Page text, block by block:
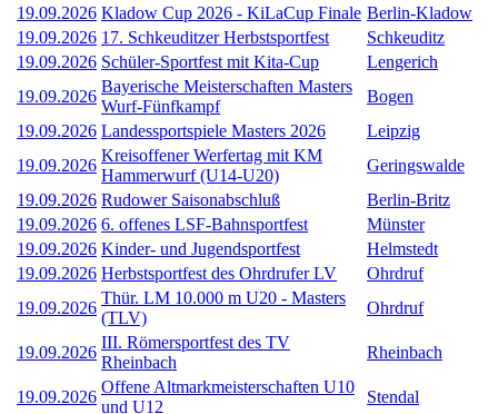
19.09.2026 Kladow Cup 2026 - KiLaCup Finale Berlin-Kladow
19.09.2026 17. Schkeuditzer Herbstsportfest
Schkeuditz
19.09.2026 Schüler-Sportfest mit Kita-Cup
Lengerich
19.09.2026
Bayerische Meisterschaften Masters
Wurf-Fünfkampf
Bogen
19.09.2026 Landessportspiele Masters 2026
Leipzig
19.09.2026
Kreisoffener Werfertag mit KM
Hammerwurf (U14-U20)
Geringswalde
19.09.2026 Rudower Saisonabschluß
Berlin-Britz
19.09.2026 6. offenes LSF-Bahnsportfest
Münster
19.09.2026 Kinder- und Jugendsportfest
Helmstedt
19.09.2026 Herbstsportfest des Ohrdrufer LV
Ohrdruf
19.09.2026
Thür. LM 10.000 m U20 - Masters
(TLV)
Ohrdruf
19.09.2026
III. Römersportfest des TV
Rheinbach
Rheinbach
19.09.2026
Offene Altmarkmeisterschaften U10
und U12
Stendal